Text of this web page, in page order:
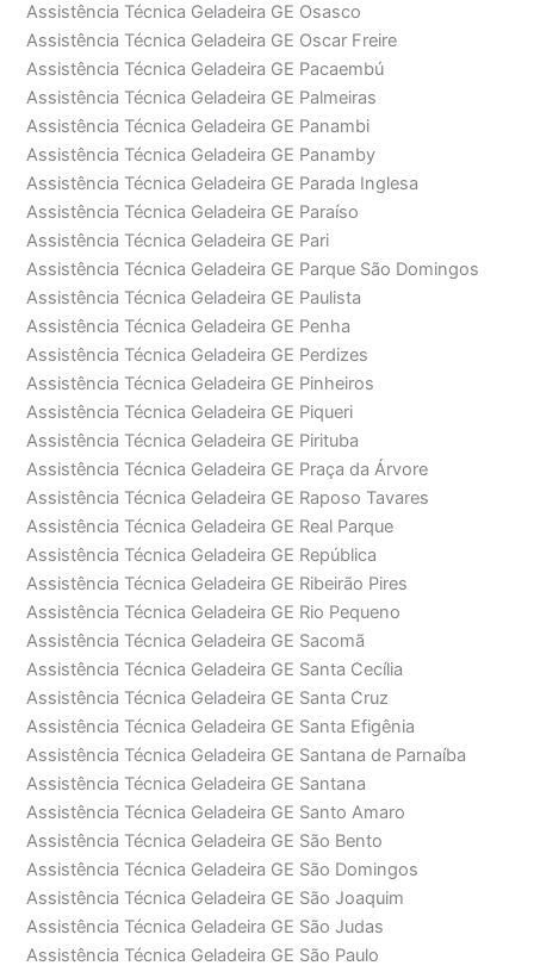
Assistência Técnica Geladeira GE Osasco
Assistência Técnica Geladeira GE Oscar Freire
Assistência Técnica Geladeira GE Pacaembú
Assistência Técnica Geladeira GE Palmeiras
Assistência Técnica Geladeira GE Panambi
Assistência Técnica Geladeira GE Panamby
Assistência Técnica Geladeira GE Parada Inglesa
Assistência Técnica Geladeira GE Paraíso
Assistência Técnica Geladeira GE Pari
Assistência Técnica Geladeira GE Parque São Domingos
Assistência Técnica Geladeira GE Paulista
Assistência Técnica Geladeira GE Penha
Assistência Técnica Geladeira GE Perdizes
Assistência Técnica Geladeira GE Pinheiros
Assistência Técnica Geladeira GE Piqueri
Assistência Técnica Geladeira GE Pirituba
Assistência Técnica Geladeira GE Praça da Árvore
Assistência Técnica Geladeira GE Raposo Tavares
Assistência Técnica Geladeira GE Real Parque
Assistência Técnica Geladeira GE República
Assistência Técnica Geladeira GE Ribeirão Pires
Assistência Técnica Geladeira GE Rio Pequeno
Assistência Técnica Geladeira GE Sacomã
Assistência Técnica Geladeira GE Santa Cecília
Assistência Técnica Geladeira GE Santa Cruz
Assistência Técnica Geladeira GE Santa Efigênia
Assistência Técnica Geladeira GE Santana de Parnaíba
Assistência Técnica Geladeira GE Santana
Assistência Técnica Geladeira GE Santo Amaro
Assistência Técnica Geladeira GE São Bento
Assistência Técnica Geladeira GE São Domingos
Assistência Técnica Geladeira GE São Joaquim
Assistência Técnica Geladeira GE São Judas
Assistência Técnica Geladeira GE São Paulo